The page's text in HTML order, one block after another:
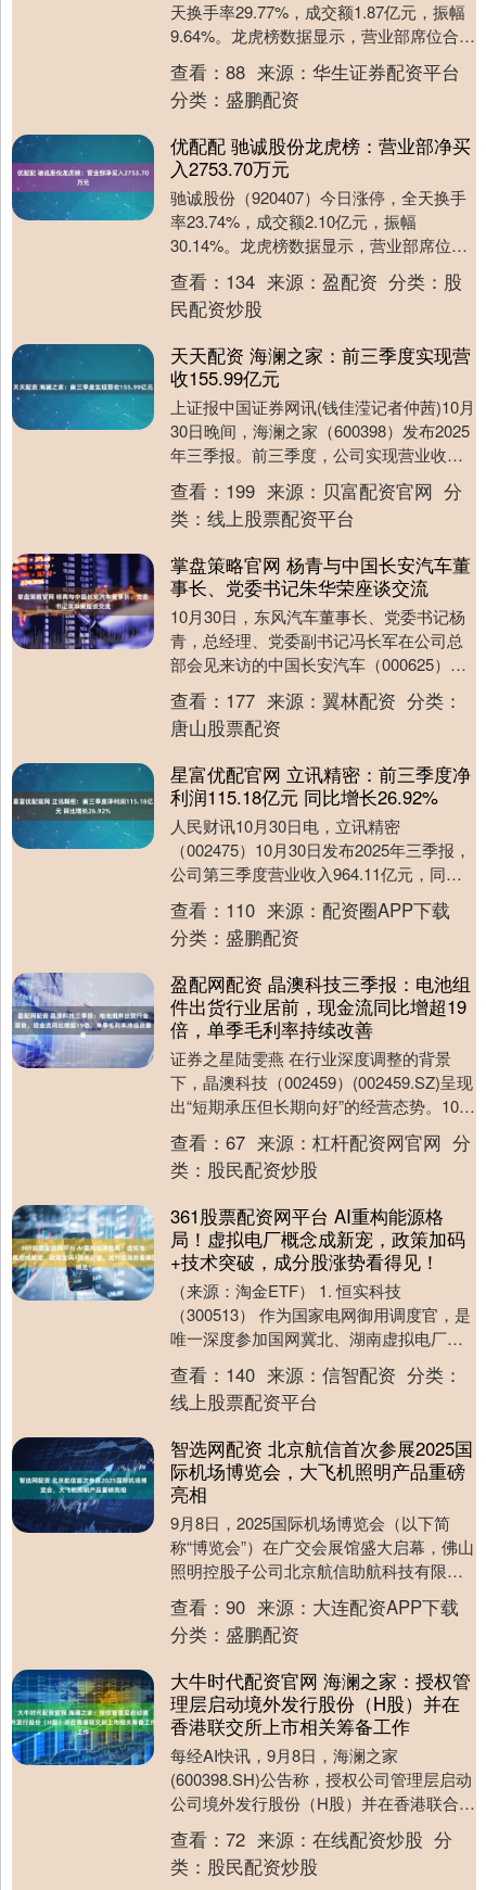
天换手率29.77%，成交额1.87亿元，振幅
9.64%。龙虎榜数据显示，营业部席位合计
净卖出9.07万元。 北交....
查看： 88 来源： 华生证券配资平台
分类： 盛鹏配资
优配配 驰诚股份龙虎榜：营业部净买
入2753.70万元
驰诚股份（920407）今日涨停，全天换手
率23.74%，成交额2.10亿元，振幅
30.14%。龙虎榜数据显示，营业部席位合
计净买入2753.70万元。 北交所....
查看： 134 来源： 盈配资 分类： 股
民配资炒股
天天配资 海澜之家：前三季度实现营
收155.99亿元
上证报中国证券网讯(钱佳滢记者仲茜)10月
30日晚间，海澜之家（600398）发布2025
年三季报。前三季度，公司实现营业收入
155.99亿元，同比增长2.23....
查看： 199 来源： 贝富配资官网 分
类： 线上股票配资平台
掌盘策略官网 杨青与中国长安汽车董
事长、党委书记朱华荣座谈交流
10月30日，东风汽车董事长、党委书记杨
青，总经理、党委副书记冯长军在公司总
部会见来访的中国长安汽车（000625）董
事长、党委书记朱华荣一行，双方围绕转
型升级....
查看： 177 来源： 翼林配资 分类：
唐山股票配资
星富优配官网 立讯精密：前三季度净
利润115.18亿元 同比增长26.92%
人民财讯10月30日电，立讯精密
（002475）10月30日发布2025年三季报，
公司第三季度营业收入964.11亿元，同比
增长31.03%；净利润48.74亿....
查看： 110 来源： 配资圈APP下载
分类： 盛鹏配资
盈配网配资 晶澳科技三季报：电池组
件出货行业居前，现金流同比增超19
倍，单季毛利率持续改善
证券之星陆雯燕 在行业深度调整的背景
下，晶澳科技（002459）(002459.SZ)呈现
出“短期承压但长期向好”的经营态势。10月
30日，公司发布2025年三....
查看： 67 来源： 杠杆配资网官网 分
类： 股民配资炒股
361股票配资网平台 AI重构能源格
局！虚拟电厂概念成新宠，政策加码
+技术突破，成分股涨势看得见！
（来源：淘金ETF） 1. 恒实科技
（300513） 作为国家电网御用调度官，是
唯一深度参加国网冀北、湖南虚拟电厂商
业化运营的民营企业。独创秒级复合调控
技术，2....
查看： 140 来源： 信智配资 分类：
线上股票配资平台
智选网配资 北京航信首次参展2025国
际机场博览会，大飞机照明产品重磅
亮相
9月8日，2025国际机场博览会（以下简
称“博览会”）在广交会展馆盛大启幕，佛山
照明控股子公司北京航信助航科技有限公
司（以下简称“北京航信”）首次参展，并携
其大....
查看： 90 来源： 大连配资APP下载
分类： 盛鹏配资
大牛时代配资官网 海澜之家：授权管
理层启动境外发行股份（H股）并在
香港联交所上市相关筹备工作
每经AI快讯，9月8日，海澜之家
(600398.SH)公告称，授权公司管理层启动
公司境外发行股份（H股）并在香港联合交
易所有限公司上市相关筹备工作。 海量资
讯、....
查看： 72 来源： 在线配资炒股 分
类： 股民配资炒股